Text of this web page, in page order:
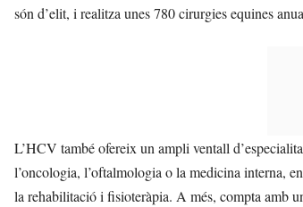
són d’elit, i realitza unes 780 cirurgies equines
L’HCV també ofereix un ampli ventall
l’oncologia, l’oftalmologia o la medicina interna,
la rehabilitació i fisioteràpia. A més, compta amb